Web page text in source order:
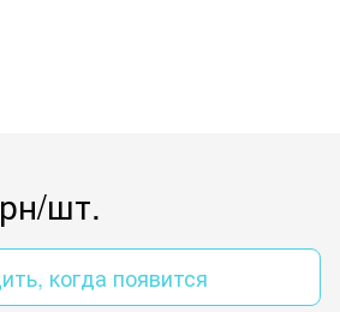
шт.
когда появится